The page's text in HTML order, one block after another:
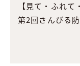
【見て・ふれ
第2回さんびる